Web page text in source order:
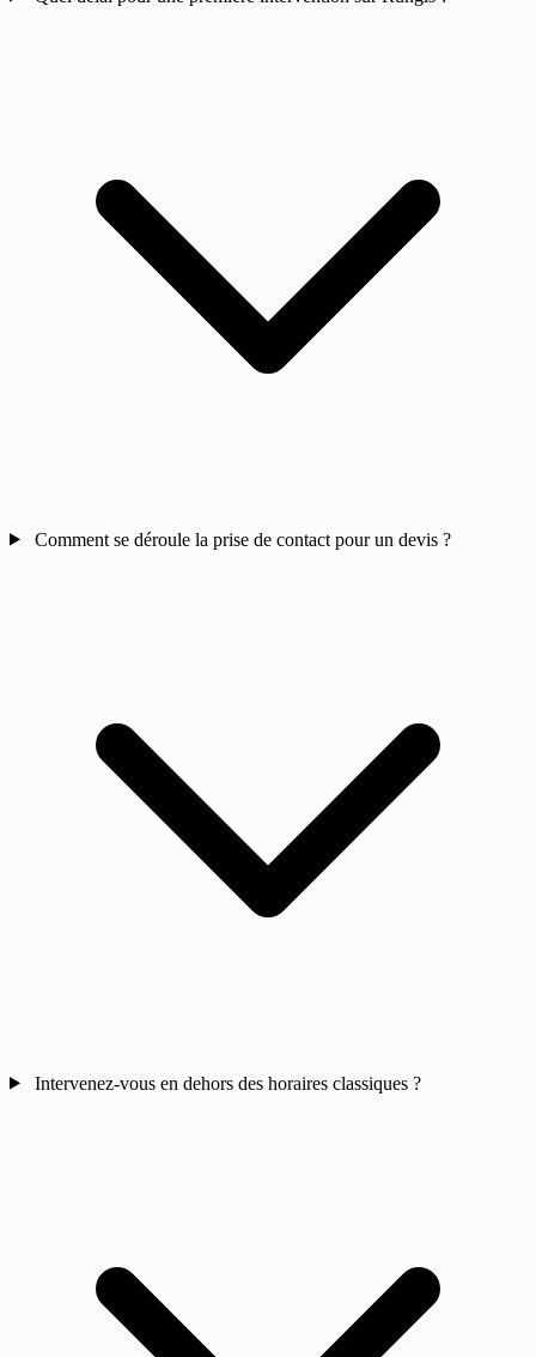
Comment se déroule la prise de contact pour un devis ?
Intervenez-vous en dehors des horaires classiques ?